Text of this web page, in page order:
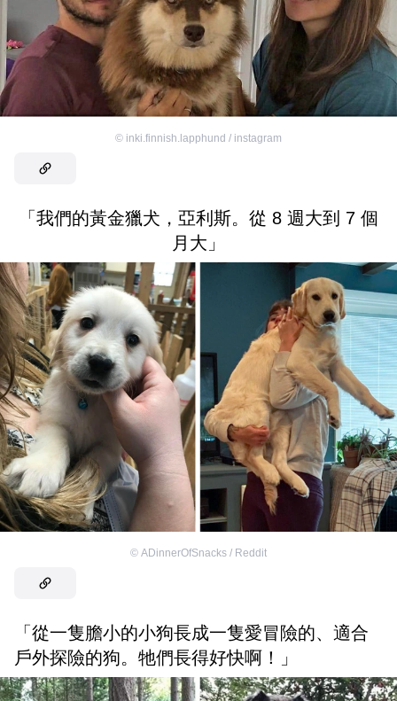
© inki.finnish.lapphund / instagram
「我們的黃金獵犬，亞利斯。從 8 週大到 7 個
月大」
© ADinnerOfSnacks / Reddit
「從一隻膽小的小狗長成一隻愛冒險的、適合
戶外探險的狗。牠們長得好快啊！」